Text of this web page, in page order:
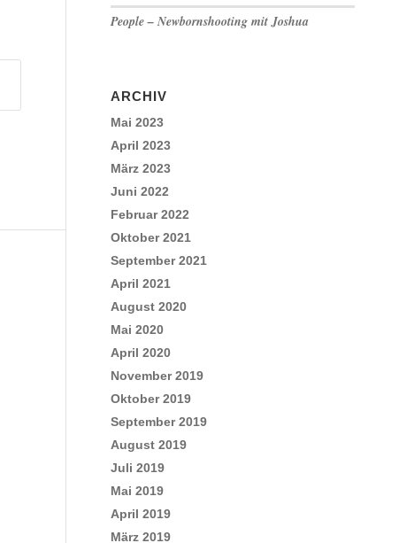
People – Newbornshooting mit Joshua
ARCHIV
Mai 2023
April 2023
März 2023
Juni 2022
Februar 2022
Oktober 2021
September 2021
April 2021
August 2020
Mai 2020
April 2020
November 2019
Oktober 2019
September 2019
August 2019
Juli 2019
Mai 2019
April 2019
März 2019